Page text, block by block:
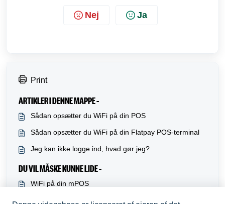
Nej Ja
Print
ARTIKLER I DENNE MAPPE –
Sådan opsætter du WiFi på din POS
Sådan opsætter du WiFi på din Flatpay POS-terminal
Jeg kan ikke logge ind, hvad gør jeg?
DU VIL MÅSKE KUNNE LIDE –
WiFi på din mPOS
Kom i gang med mPOS